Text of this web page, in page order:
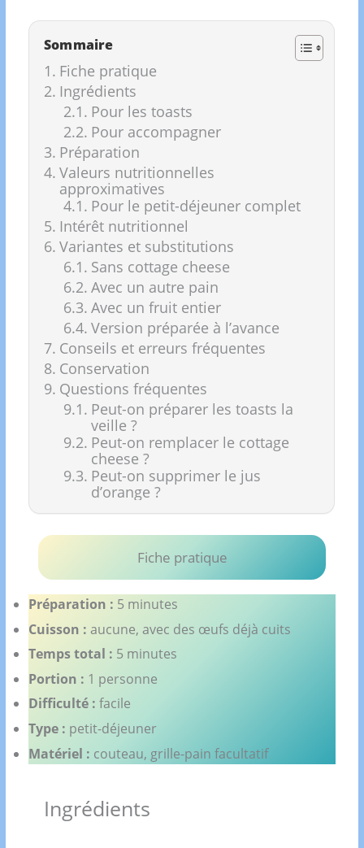
Sommaire
Fiche pratique
Ingrédients
Pour les toasts
Pour accompagner
Préparation
Valeurs nutritionnelles
approximatives
Pour le petit-déjeuner complet
Intérêt nutritionnel
Variantes et substitutions
Sans cottage cheese
Avec un autre pain
Avec un fruit entier
Version préparée à l’avance
Conseils et erreurs fréquentes
Conservation
Questions fréquentes
Peut-on préparer les toasts la
veille ?
Peut-on remplacer le cottage
cheese ?
Peut-on supprimer le jus
d’orange ?
Fiche pratique
Préparation : 5 minutes
Cuisson : aucune, avec des œufs déjà cuits
Temps total : 5 minutes
Portion : 1 personne
Difficulté : facile
Type : petit-déjeuner
Matériel : couteau, grille-pain facultatif
Ingrédients